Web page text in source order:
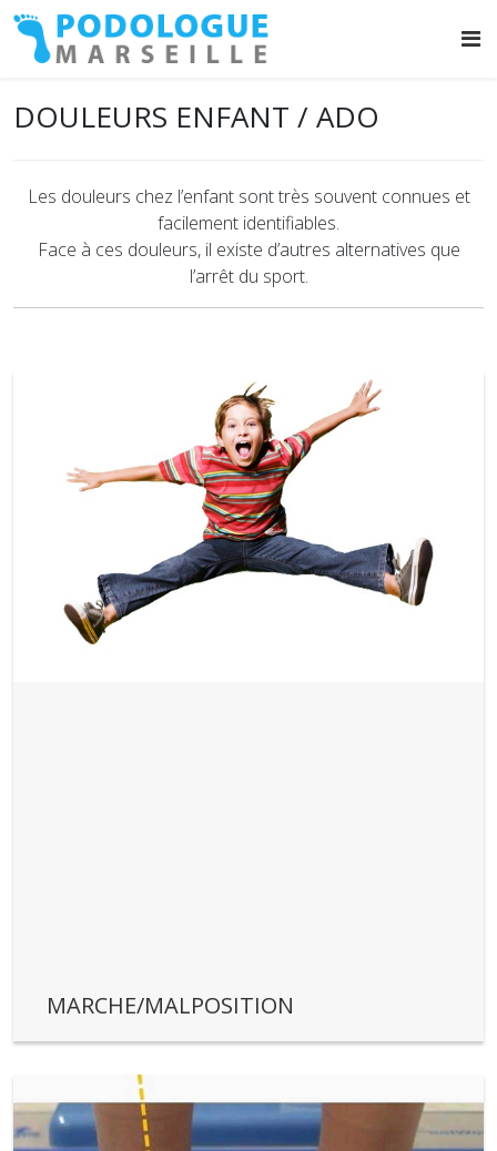
DOULEURS ENFANT / ADO
Les douleurs chez l’enfant sont très souvent connues et
facilement identifiables.
Face à ces douleurs, il existe d’autres alternatives que
l’arrêt du sport.
MARCHE/MALPOSITION